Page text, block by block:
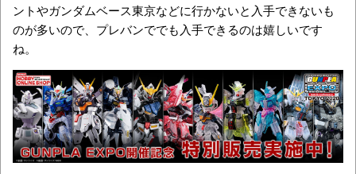
ントやガンダムベース東京などに行かないと入手できないも
のが多いので、プレバンででも入手できるのは嬉しいです
ね。